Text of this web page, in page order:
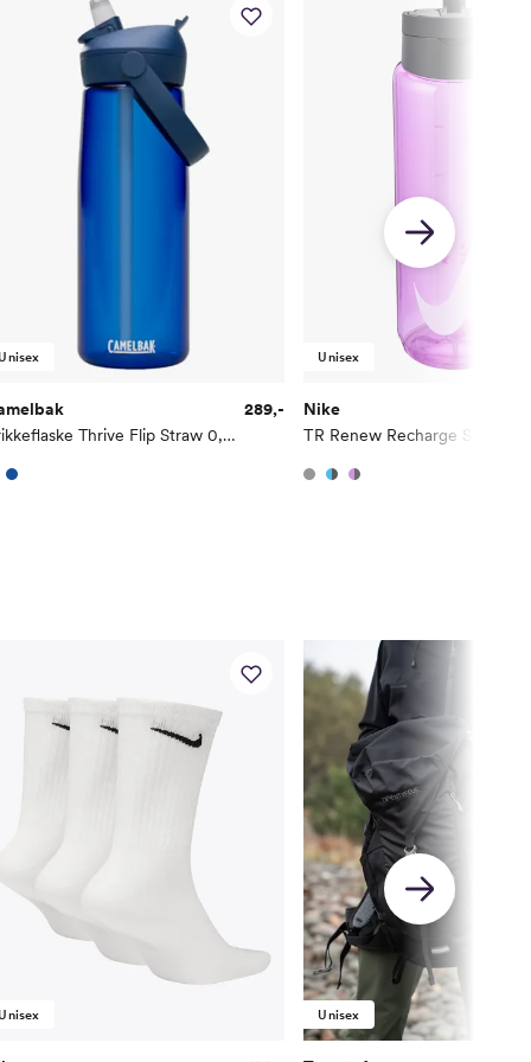
Unisex
Drikkeflaske Thrive Flip Straw 0,75L
289,-
Unisex
Nike
Unisex Unisex